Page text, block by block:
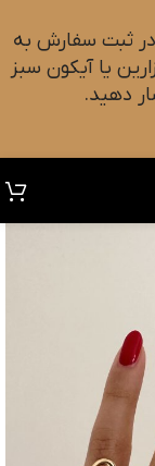
ثبت سفارش به
۰۹۰۱۸۲۷۳۷۹۸ پیام بزارین یا آیکون سبز
دهید.